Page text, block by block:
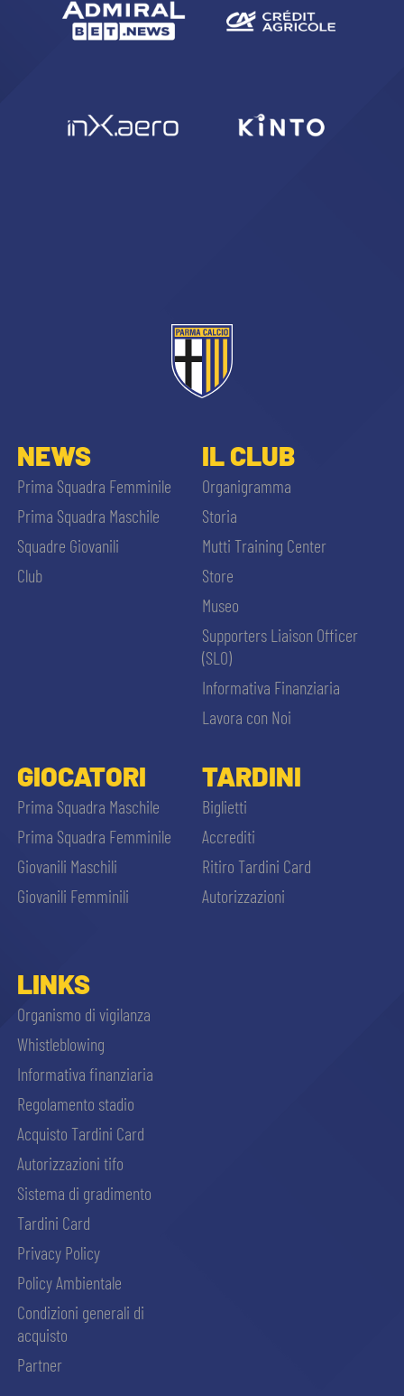
NEWS
Prima Squadra Femminile
Prima Squadra Maschile
Squadre Giovanili
Club
IL CLUB
Organigramma
Storia
Mutti Training Center
Store
Museo
Supporters Liaison Officer
(SLO)
Informativa Finanziaria
Lavora con Noi
GIOCATORI
Prima Squadra Maschile
Prima Squadra Femminile
Giovanili Maschili
Giovanili Femminili
TARDINI
Biglietti
Accrediti
Ritiro Tardini Card
Autorizzazioni
LINKS
Organismo di vigilanza
Whistleblowing
Informativa finanziaria
Regolamento stadio
Acquisto Tardini Card
Autorizzazioni tifo
Sistema di gradimento
Tardini Card
Privacy Policy
Policy Ambientale
Condizioni generali di
acquisto
Partner